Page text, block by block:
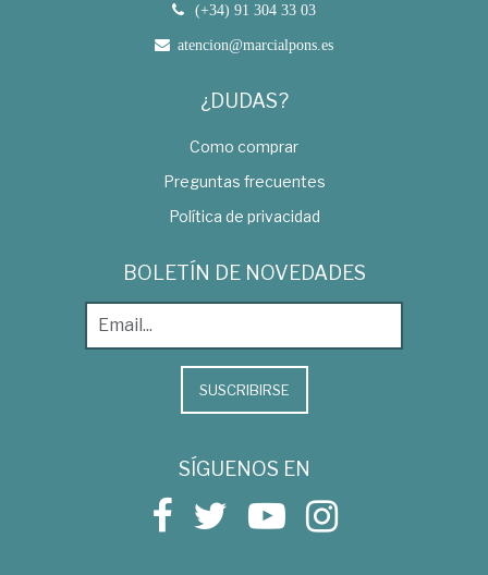
(+34) 91 304 33 03
atencion@marcialpons.es
¿DUDAS?
Como comprar
Preguntas frecuentes
Política de privacidad
BOLETÍN DE NOVEDADES
SUSCRIBIRSE
SÍGUENOS EN